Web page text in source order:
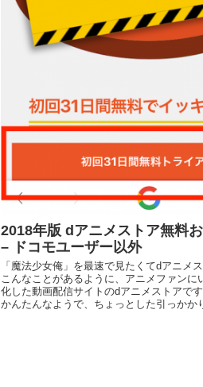
2018年版 dアニメストア無料
– ドコモユーザー以外
「魔法少女俺」を最速で見たくてdアニメ
こんなことがあるように、アニメファンに
化した動画配信サイトのdアニメストアで
かんたんなようで、ちょっとした引っかか